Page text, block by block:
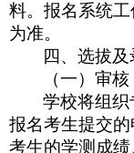
料。报名系统
为准。
四、选拔及
（一）审核
学校将组织
报名考生提交
考生的学测成绩